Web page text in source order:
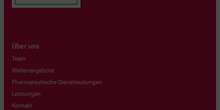
Über uns
Team
Stellenangebote
Pharmazeutische Dienstleistungen
Leistungen
Kontakt